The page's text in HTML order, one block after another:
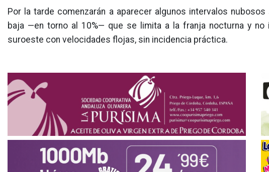
Por la tarde comenzarán a aparecer algunos intervalos
baja —en torno al 10%— que se limita a la franja nocturna y
suroeste con velocidades flojas, sin incidencia práctica.